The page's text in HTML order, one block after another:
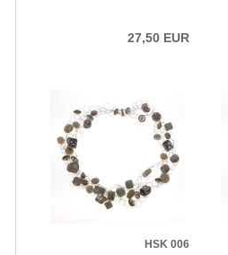
27,50 EUR
HSK 006